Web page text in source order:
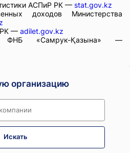
АСПиР РК — stat.gov.kz
доходов Министерства
РК — adilet.gov.kz
«Самрук-Қазына» —
организацию
Искать